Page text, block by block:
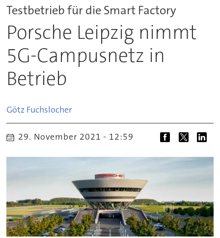
Testbetrieb für die Smart Factory
Porsche Leipzig nimmt
5G-Campusnetz in
Betrieb
Götz Fuchslocher
29. November 2021 - 12:59